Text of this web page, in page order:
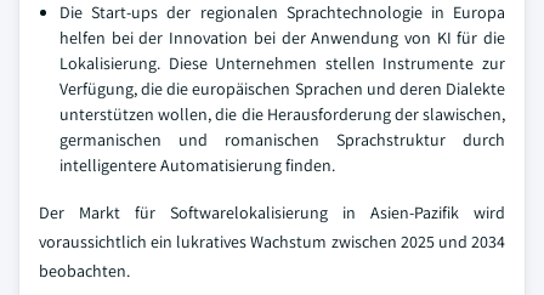
Die Start-ups der regionalen Sprachtechnologie in Europa
helfen bei der Innovation bei der Anwendung von KI für die
Lokalisierung. Diese Unternehmen stellen Instrumente zur
Verfügung, die die europäischen Sprachen und deren Dialekte
unterstützen wollen, die die Herausforderung der slawischen,
germanischen und romanischen Sprachstruktur durch
intelligentere Automatisierung finden.
Der Markt für Softwarelokalisierung in Asien-Pazifik wird
voraussichtlich ein lukratives Wachstum zwischen 2025 und 2034
beobachten.